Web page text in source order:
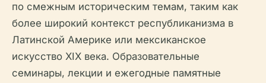
по смежным историческим темам, таким как
более широкий контекст республиканизма в
Латинской Америке или мексиканское
искусство XIX века. Образовательные
семинары, лекции и ежегодные памятные